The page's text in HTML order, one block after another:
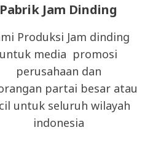
Pabrik Jam Dinding
Produksi Jam dinding
untuk media promosi
perusahaan dan
partai besar atau
untuk seluruh wilayah
indonesia